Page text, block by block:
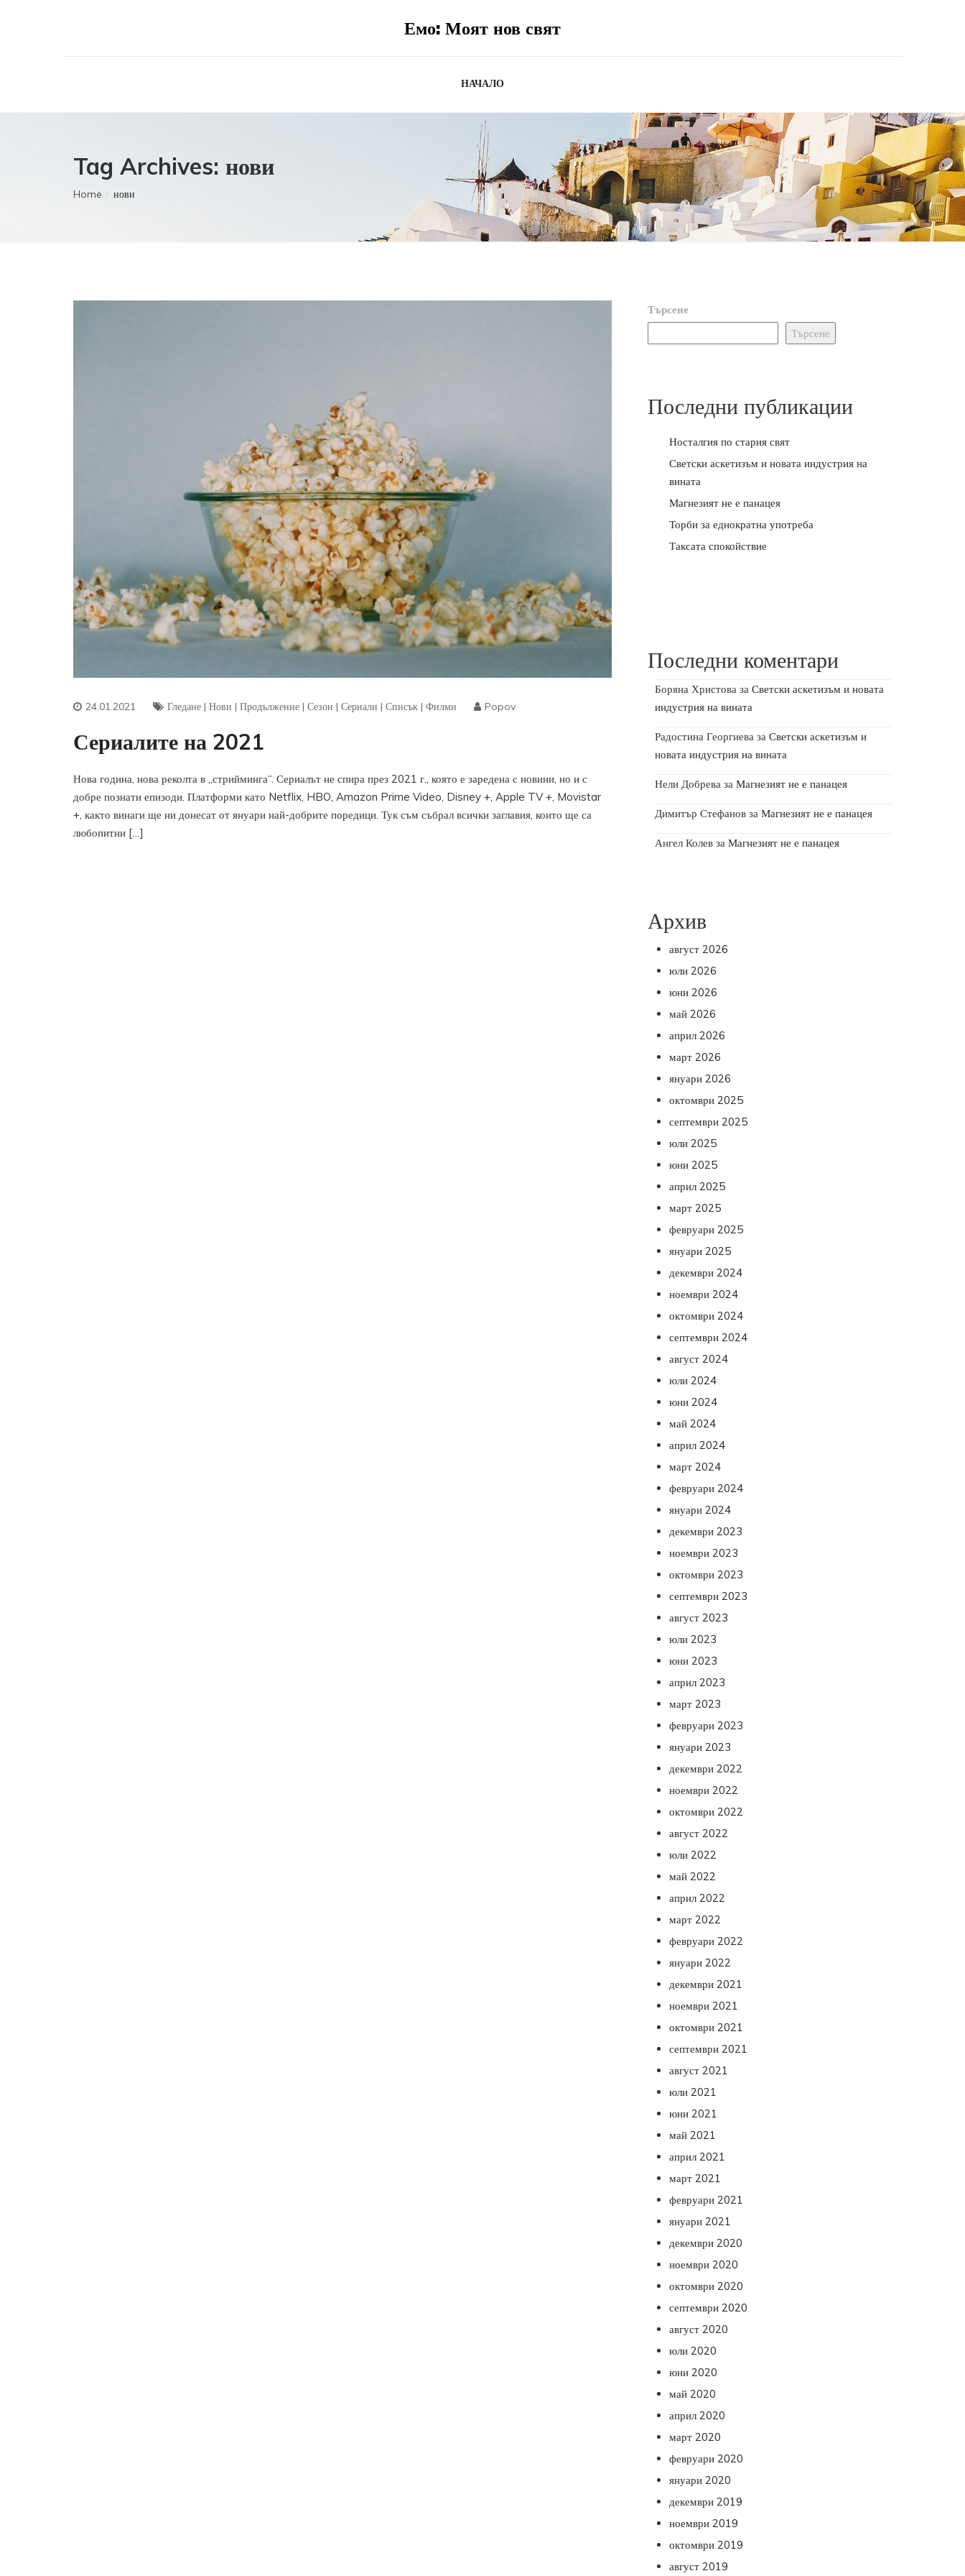
Емо: Моят нов свят
НАЧАЛО
Tag Archives: нови
Home нови
24.01.2021 Гледане | Нови | Продължение | Сезон | Сериали | Списък | Филми Popov
Сериалите на 2021
Нова година, нова реколта в „стрийминга“. Сериалът не спира през 2021 г., която е заредена с новини, но и с
добре познати епизоди. Платформи като Netflix, HBO, Amazon Prime Video, Disney +, Apple TV +, Movistar
+, както винаги ще ни донесат от януари най-добрите поредици. Тук съм събрал всички заглавия, които ще са
любопитни […]
Търсене
Търсене
Последни публикации
Носталгия по стария свят
Светски аскетизъм и новата индустрия на
вината
Магнезият не е панацея
Торби за еднократна употреба
Таксата спокойствие
Последни коментари
Боряна Христова за Светски аскетизъм и новата
индустрия на вината
Радостина Георгиева за Светски аскетизъм и
новата индустрия на вината
Нели Добрева за Магнезият не е панацея
Димитър Стефанов за Магнезият не е панацея
Ангел Колев за Магнезият не е панацея
Архив
август 2026
юли 2026
юни 2026
май 2026
април 2026
март 2026
януари 2026
октомври 2025
септември 2025
юли 2025
юни 2025
април 2025
март 2025
февруари 2025
януари 2025
декември 2024
ноември 2024
октомври 2024
септември 2024
август 2024
юли 2024
юни 2024
май 2024
април 2024
март 2024
февруари 2024
януари 2024
декември 2023
ноември 2023
октомври 2023
септември 2023
август 2023
юли 2023
юни 2023
април 2023
март 2023
февруари 2023
януари 2023
декември 2022
ноември 2022
октомври 2022
август 2022
юли 2022
май 2022
април 2022
март 2022
февруари 2022
януари 2022
декември 2021
ноември 2021
октомври 2021
септември 2021
август 2021
юли 2021
юни 2021
май 2021
април 2021
март 2021
февруари 2021
януари 2021
декември 2020
ноември 2020
октомври 2020
септември 2020
август 2020
юли 2020
юни 2020
май 2020
април 2020
март 2020
февруари 2020
януари 2020
декември 2019
ноември 2019
октомври 2019
август 2019